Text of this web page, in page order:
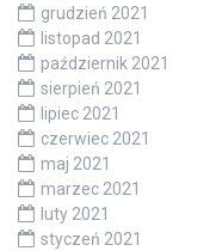
grudzień 2021
listopad 2021
październik 2021
sierpień 2021
lipiec 2021
czerwiec 2021
maj 2021
marzec 2021
luty 2021
styczeń 2021